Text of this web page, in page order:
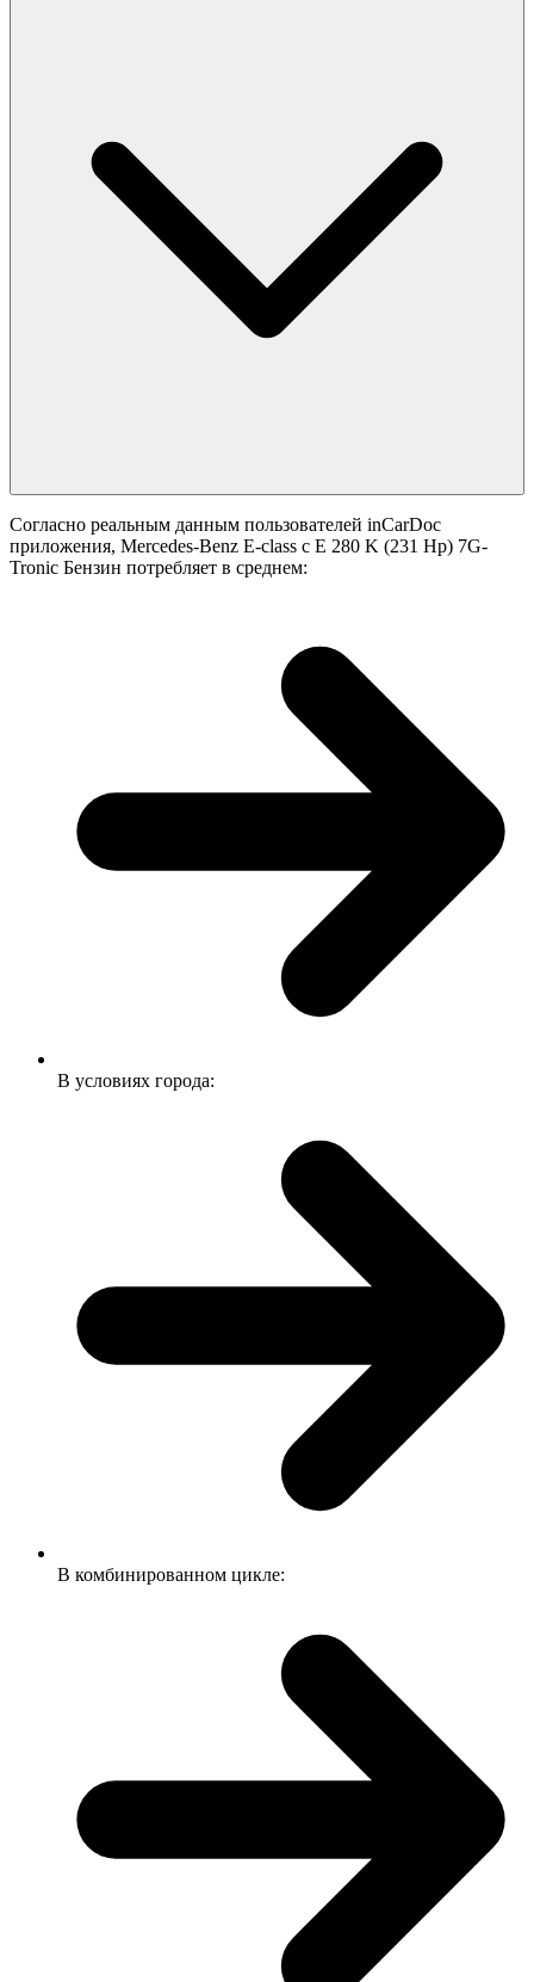
Согласно реальным данным пользователей inCarDoc
приложения, Mercedes-Benz E-class с E 280 K (231 Hp) 7G-
Tronic Бензин потребляет в среднем:
В условиях города:
В комбинированном цикле: